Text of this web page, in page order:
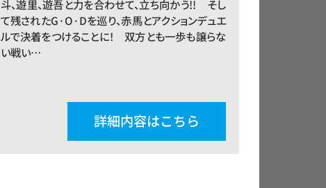
斗、遊里、遊吾と力を合わせて、立ち向かう!! そし
て残されたG·O·Dを巡り、赤馬とアクションデュエ
ルで決着をつけることに！ 双方とも一歩も譲らな
い戦い…
詳細内容はこちら